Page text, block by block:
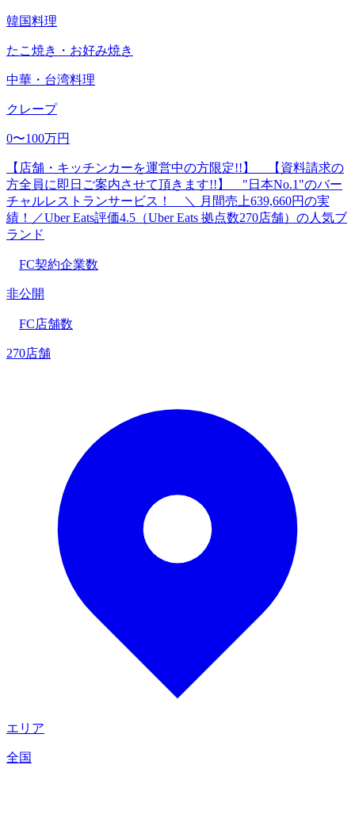
韓国料理
たこ焼き・お好み焼き
中華・台湾料理
クレープ
0〜100万円
【店舗・キッチンカーを運営中の方限定!!】 【資料請求の
方全員に即日ご案内させて頂きます!!】 "日本No.1"のバー
チャルレストランサービス！ ＼ 月間売上639,660円の実
績！／Uber Eats評価4.5（Uber Eats 拠点数270店舗）の人気ブ
ランド
FC契約企業数
非公開
FC店舗数
270店舗
エリア
全国